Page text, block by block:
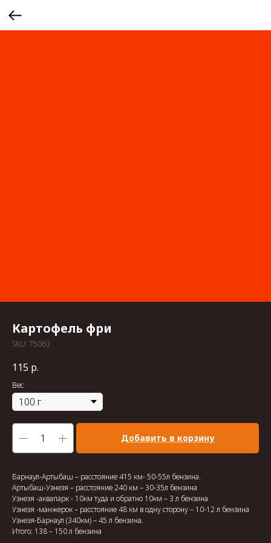
Картофель фри
SKU: 75063
115 р.
Вес
Добавить в корзину
Барнаул-Артыбаш – расстояние 415 км- 50-55л бензина.
Артыбаш-Узнезя – расстояние 240 км – 30-35л бензина
Узнезя -аквапарк - 10км туда и обратно 10км – 3 л бензина
Узнезя -манжерок – расстояние 48 км в одну сторону – 10-12 л бензина
Узнезя-Барнаул (340км) – 45 л бензина.
Итого: 138 – 150 л бензина